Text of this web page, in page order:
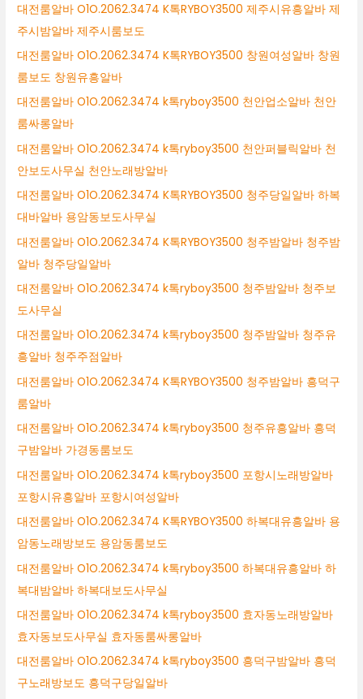
대전룸알바 O1O.2062.3474 K톡RYBOY3500 제주시유흥알바 제
주시밤알바 제주시룸보도
대전룸알바 O1O.2062.3474 K톡RYBOY3500 창원여성알바 창원
룸보도 창원유흥알바
대전룸알바 O1O.2062.3474 k톡ryboy3500 천안업소알바 천안
룸싸롱알바
대전룸알바 O1O.2062.3474 k톡ryboy3500 천안퍼블릭알바 천
안보도사무실 천안노래방알바
대전룸알바 O1O.2062.3474 K톡RYBOY3500 청주당일알바 하복
대바알바 용암동보도사무실
대전룸알바 O1O.2062.3474 K톡RYBOY3500 청주밤알바 청주밤
알바 청주당일알바
대전룸알바 O1O.2062.3474 k톡ryboy3500 청주밤알바 청주보
도사무실
대전룸알바 O1O.2062.3474 k톡ryboy3500 청주밤알바 청주유
흥알바 청주주점알바
대전룸알바 O1O.2062.3474 K톡RYBOY3500 청주밤알바 흥덕구
룸알바
대전룸알바 O1O.2062.3474 k톡ryboy3500 청주유흥알바 흥덕
구밤알바 가경동룸보도
대전룸알바 O1O.2062.3474 k톡ryboy3500 포항시노래방알바
포항시유흥알바 포항시여성알바
대전룸알바 O1O.2062.3474 K톡RYBOY3500 하복대유흥알바 용
암동노래방보도 용암동룸보도
대전룸알바 O1O.2062.3474 k톡ryboy3500 하복대유흥알바 하
복대밤알바 하복대보도사무실
대전룸알바 O1O.2062.3474 k톡ryboy3500 효자동노래방알바
효자동보도사무실 효자동룸싸롱알바
대전룸알바 O1O.2062.3474 k톡ryboy3500 흥덕구밤알바 흥덕
구노래방보도 흥덕구당일알바